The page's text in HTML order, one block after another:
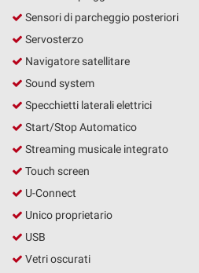
Sensori di parcheggio posteriori
Servosterzo
Navigatore satellitare
Sound system
Specchietti laterali elettrici
Start/Stop Automatico
Streaming musicale integrato
Touch screen
U-Connect
Unico proprietario
USB
Vetri oscurati